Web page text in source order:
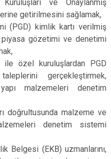
ve Onaylanmış
getirilmesini sağlamak,
(PGD) kimlik kartı verilmiş
piyasa gözetimi ve denetimi
özel kuruluşlardan PGD
gerçekleştirmek,
malzemeleri denetim
doğrultusunda malzeme ve
denetim sistemi
Belgesi (EKB) uzmanlarını,